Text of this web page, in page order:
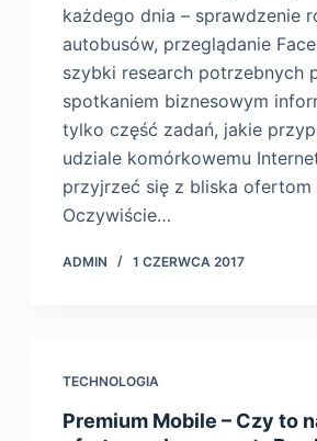
każdego dnia – sprawdzenie
autobusów, przeglądanie
szybki research potrzebnych
spotkaniem biznesowym
tylko część zadań, jakie
udziale komórkowemu
przyjrzeć się z bliska ofertom
Oczywiście…
ADMIN 1 CZERWCA 2017
TECHNOLOGIA
Premium Mobile – Czy to